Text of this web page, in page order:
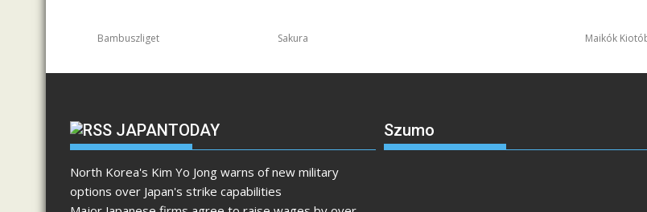
Bambuszliget Sakura Maikók
JAPANTODAY
North Korea's Kim Yo Jong warns of new military
options over Japan's strike capabilities
Szumo